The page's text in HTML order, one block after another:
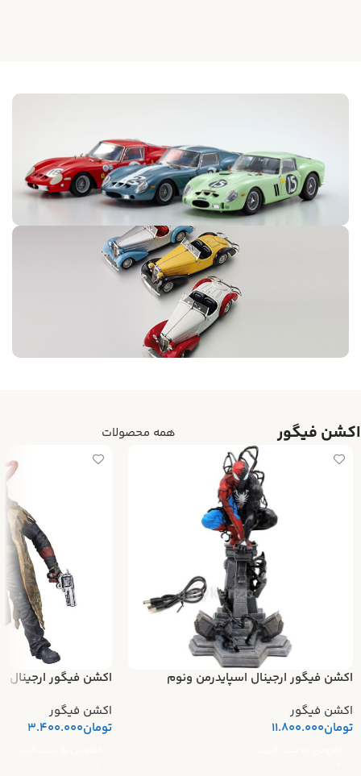
اکشن فیگور همه محصولات
اکشن فیگور ارجینال اسپایدرمن ونوم
اکشن فیگور
تومان11.800.000
اکشن فیگور
اکشن فیگور
تومان3.400.000